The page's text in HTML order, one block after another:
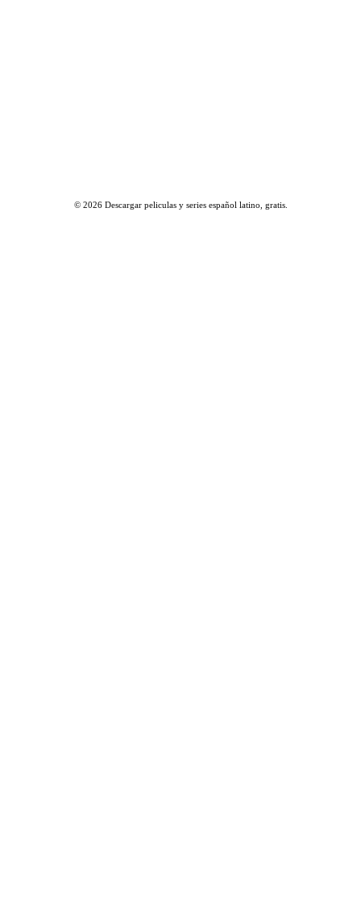
© 2026 Descargar peliculas y series español latino, gratis.